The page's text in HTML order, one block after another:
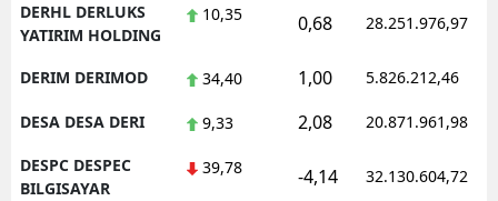
DERHL DERLUKS
YATIRIM HOLDING
10,35 0,68 28.251.976,97
DERIM DERIMOD 34,40 1,00 5.826.212,46
DESA DESA DERI 9,33 2,08 20.871.961,98
DESPC DESPEC
BILGISAYAR
39,78 -4,14 32.130.604,72